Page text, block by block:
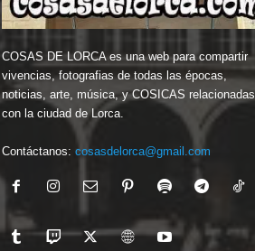
COSAS DE LORCA es una web para compartir
vivencias, fotografias de todas las épocas,
noticias, arte, música, y COSICAS relacionadas
con la ciudad de Lorca.
Contáctanos: cosasdelorca@gmail.com